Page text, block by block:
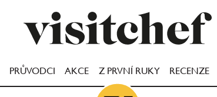
PRŮVODCI AKCE Z PRVNÍ RUKY RECENZE